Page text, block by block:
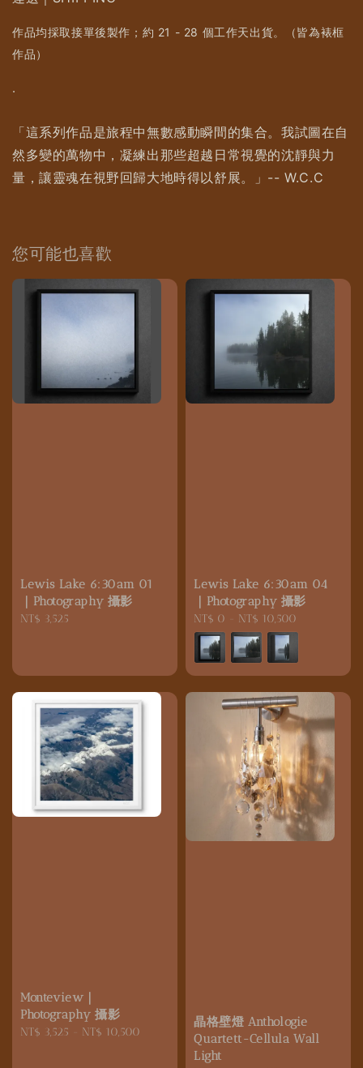
作品均採取接單後製作；約 21 - 28 個工作天出貨。（皆為裱框
作品）
.
「這系列作品是旅程中無數感動瞬間的集合。我試圖在自
然多變的萬物中，凝練出那些超越日常視覺的沈靜與力
量，讓靈魂在視野回歸大地時得以舒展。」-- W.C.C
您可能也喜歡
Lewis Lake 6:30am 01
｜Photography 攝影
Regular
NT$ 3,525
Lewis Lake 6:30am 04
｜Photography 攝影
Regular
price
NT$ 0 NT$ 10,500
Monteview｜
Photography 攝影
Regular
NT$ 3,525 NT$ 10,500
晶格壁燈 Anthologie
Quartett-Cellula Wall
Light